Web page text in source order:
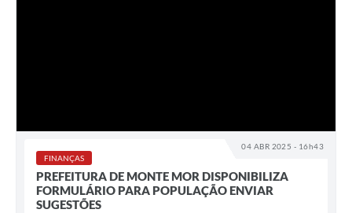
04 ABR 2025 - 16h43
FINANÇAS
PREFEITURA DE MONTE MOR DISPONIBILIZA
FORMULÁRIO PARA POPULAÇÃO ENVIAR
SUGESTÕES